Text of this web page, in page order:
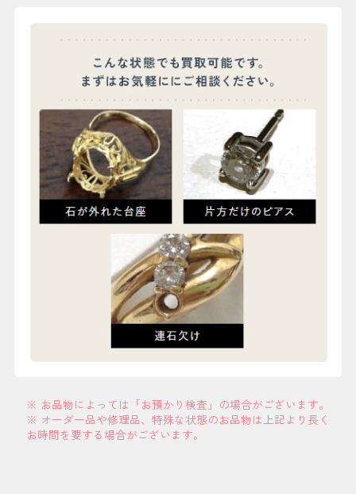
※ お品物によっては「お預かり検査」の場合がございます。
※ オーダー品や修理品、特殊な状態のお品物は上記より長く
お時間を要する場合がございます。